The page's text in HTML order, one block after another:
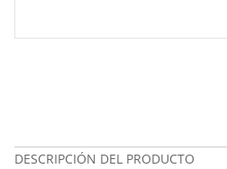
DESCRIPCIÓN DEL PRODUCTO